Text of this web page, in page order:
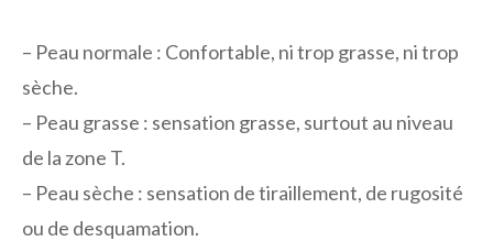
– Peau normale : Confortable, ni trop grasse, ni trop
sèche.
– Peau grasse : sensation grasse, surtout au niveau
de la zone T.
– Peau sèche : sensation de tiraillement, de rugosité
ou de desquamation.